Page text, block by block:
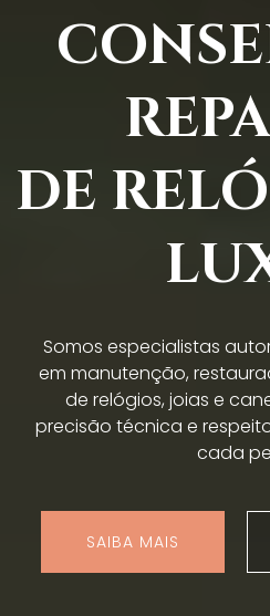
DE
Somos especialistas
em manutenção,
de relógios, joias e
precisão técnica e
cada
SAIBA MAIS